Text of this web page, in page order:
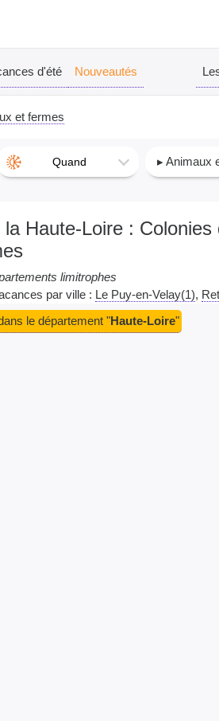
d'été Nouveautés
et fermes
Quand ▸ Animaux
Haute-Loire :
limitrophes
par ville : Le Puy-en-Velay(1)
le département "Haute-Loire"